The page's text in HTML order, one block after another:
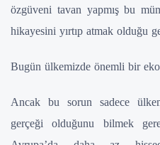
özgüveni tavan yapmış bu
hikayesini yırtıp atmak olduğu
Bugün ülkemizde önemli bir
Ancak bu sorun sadece
gerçeği olduğunu bilmek